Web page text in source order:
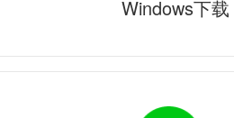
Windows下载